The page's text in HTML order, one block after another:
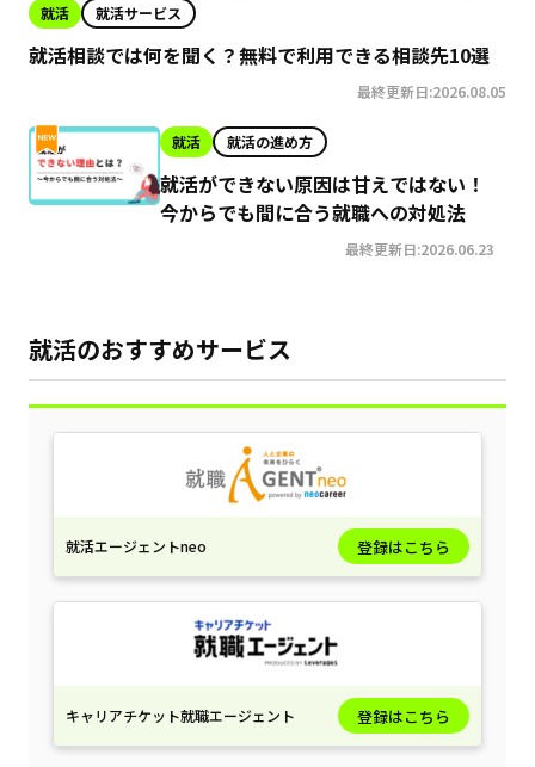
就活 就活サービス
就活相談では何を聞く？無料で利用できる相談先10選
最終更新日:2026.08.05
就活 就活の進め方
就活ができない原因は甘えではない！
今からでも間に合う就職への対処法
最終更新日:2026.06.23
就活のおすすめサービス
就活エージェントneo 登録はこちら
キャリアチケット就職エージェント 登録はこちら